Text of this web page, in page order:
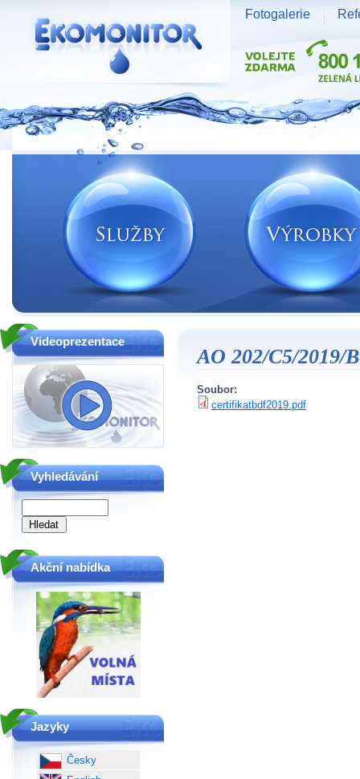
AO 202/C5/2019/
Soubor:
certifikatbdf2019.pdf
Videoprezentace
Vyhledávání
Akční nabídka
Jazyky
Česky
Vodní zdroje Ekomonitor spol. s r.o.
Fotogalerie